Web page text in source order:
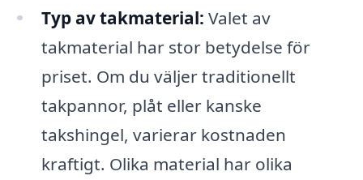
Typ av takmaterial: Valet av
takmaterial har stor betydelse för
priset. Om du väljer traditionellt
takpannor, plåt eller kanske
takshingel, varierar kostnaden
kraftigt. Olika material har olika